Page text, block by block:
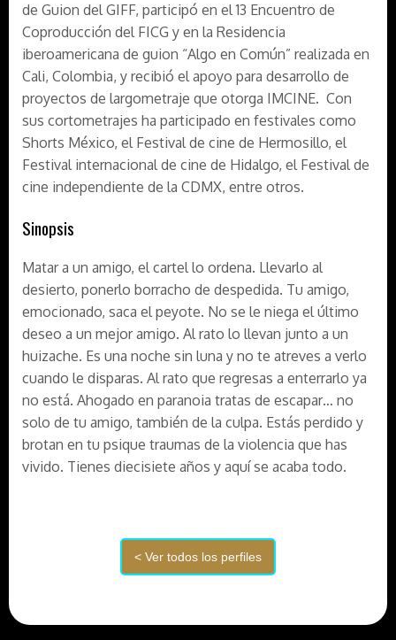
de Guion del GIFF, participó en el 13 Encuentro de
Coproducción del FICG y en la Residencia
iberoamericana de guion “Algo en Común” realizada en
Cali, Colombia, y recibió el apoyo para desarrollo de
proyectos de largometraje que otorga IMCINE. Con
sus cortometrajes ha participado en festivales como
Shorts México, el Festival de cine de Hermosillo, el
Festival internacional de cine de Hidalgo, el Festival de
cine independiente de la CDMX, entre otros.
Sinopsis
Matar a un amigo, el cartel lo ordena. Llevarlo al
desierto, ponerlo borracho de despedida. Tu amigo,
emocionado, saca el peyote. No se le niega el último
deseo a un mejor amigo. Al rato lo llevan junto a un
huizache. Es una noche sin luna y no te atreves a verlo
cuando le disparas. Al rato que regresas a enterrarlo ya
no está. Ahogado en paranoia tratas de escapar… no
solo de tu amigo, también de la culpa. Estás perdido y
brotan en tu psique traumas de la violencia que has
vivido. Tienes diecisiete años y aquí se acaba todo.